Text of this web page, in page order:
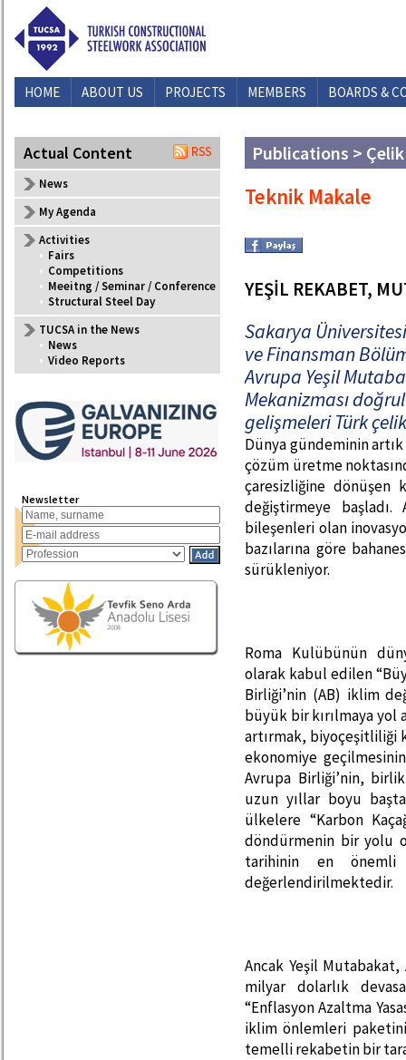
HOME ABOUT US PROJECTS MEMBERS BOARDS &
Actual Content
News
My Agenda
Activities
• Fairs
• Competitions
• Meeitng / Seminar / Conference
• Structural Steel Day
TUCSA in the News
• News
• Video Reports
Newsletter
Publications > Çelik
Teknik Makale
YEŞİL REKABET,
Sakarya
ve Finansman
Avrupa Yeşil
Mekanizması
gelişmeleri Türk
Dünya gündeminin
çözüm üretme
çaresizliğine
değiştirmeye
bileşenleri olan
bazılarına göre
sürükleniyor.
Roma Kulübünün
olarak kabul edilen
Birliği’nin (AB) iklim
büyük bir kırılmaya yol
artırmak, biyoçeşitliliği
ekonomiye
Avrupa Birliği’nin,
uzun yıllar boyu
ülkelere “Karbon
döndürmenin bir yolu
tarihinin en önemli
değerlendirilmektedir.
Ancak Yeşil Mutabakat,
milyar dolarlık
“Enflasyon Azaltma
iklim önlemleri
temelli rekabetin bir